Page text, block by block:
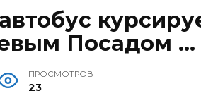
Посадом …
ПРОСМОТРОВ
23